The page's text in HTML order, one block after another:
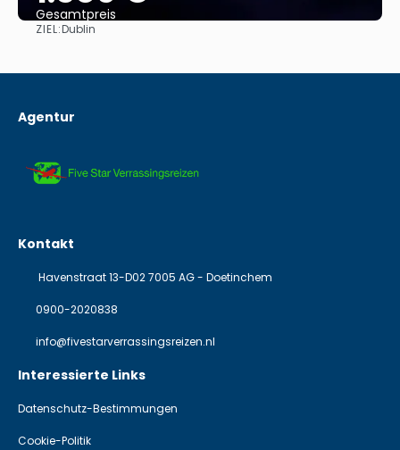
Gesamtpreis
ZIEL:Dublin
Agentur
Kontakt
Havenstraat 13-D02 7005 AG - Doetinchem
0900-2020838
info@fivestarverrassingsreizen.nl
Interessierte Links
Datenschutz-Bestimmungen
Cookie-Politik